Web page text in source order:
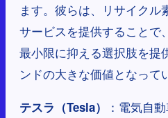
ます。彼らは、リサイクル
サービスを提供することで
最小限に抑える選択肢を提
ンドの大きな価値となって
テスラ（Tesla）
：電気自